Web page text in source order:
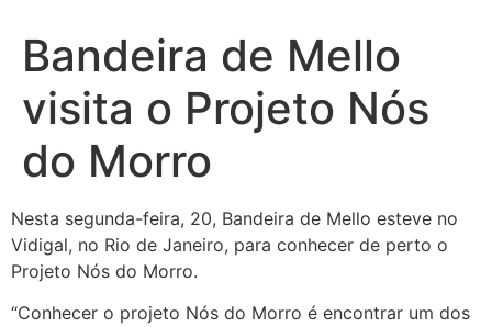
Bandeira de Mello
visita o Projeto Nós
do Morro
Nesta segunda-feira, 20, Bandeira de Mello esteve no
Vidigal, no Rio de Janeiro, para conhecer de perto o
Projeto Nós do Morro.
“Conhecer o projeto Nós do Morro é encontrar um dos